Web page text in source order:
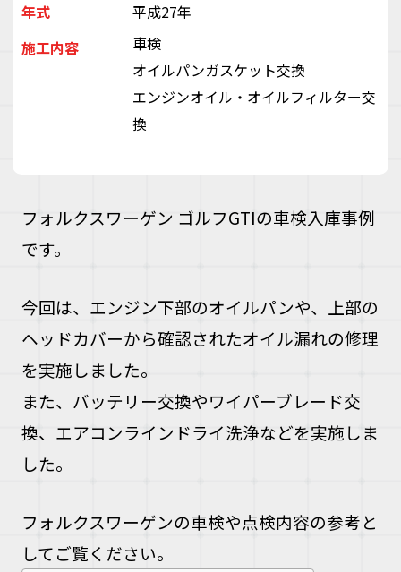
年式
平成27年
施工内容
車検
オイルパンガスケット交換
エンジンオイル・オイルフィルター交
換
フォルクスワーゲン ゴルフGTIの車検入庫事例
です。
今回は、エンジン下部のオイルパンや、上部の
ヘッドカバーから確認されたオイル漏れの修理
を実施しました。
また、バッテリー交換やワイパーブレード交
換、エアコンラインドライ洗浄などを実施しま
した。
フォルクスワーゲンの車検や点検内容の参考と
してご覧ください。